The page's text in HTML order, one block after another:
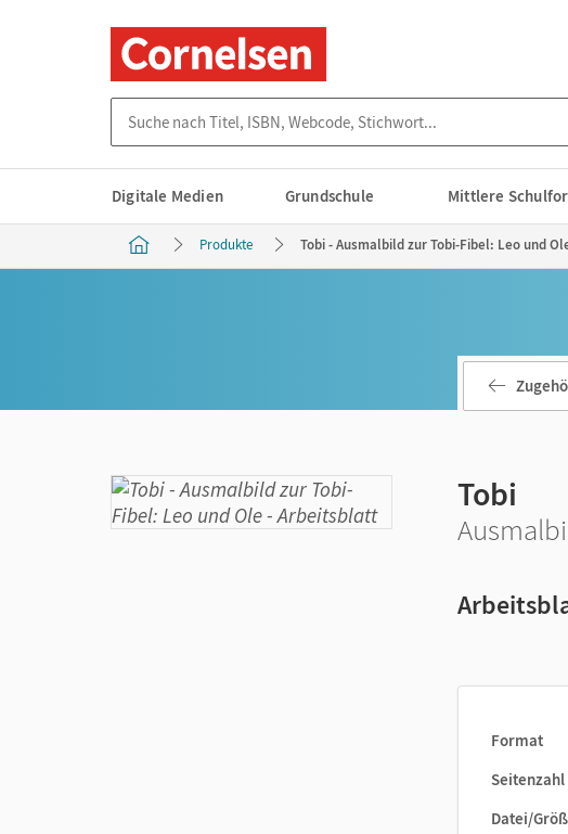
Digitale Medien Grundschule Mittlere
Produkte Tobi - Ausmalbild zur Tobi-Fibel: Leo und
Tobi
Format
Seitenzahl
Datei/